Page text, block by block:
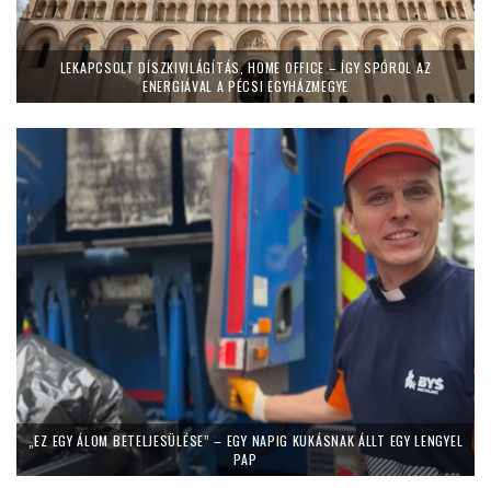
LEKAPCSOLT DÍSZKIVILÁGÍTÁS, HOME OFFICE – ÍGY SPÓROL AZ
ENERGIÁVAL A PÉCSI EGYHÁZMEGYE
„EZ EGY ÁLOM BETELJESÜLÉSE” – EGY NAPIG KUKÁSNAK ÁLLT EGY LENGYEL
PAP